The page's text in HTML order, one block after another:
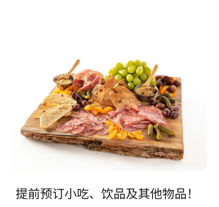
提前预订小吃、饮品及其他物品！